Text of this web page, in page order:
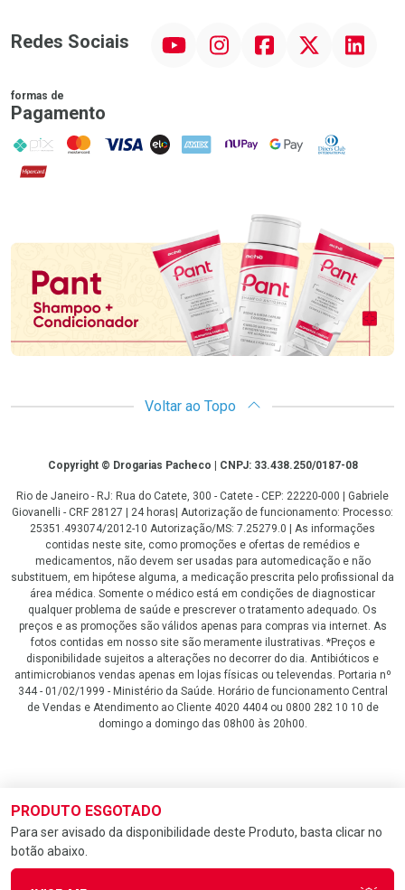
PRODUTO ESGOTADO
Para ser avisado da disponibilidade deste Produto, basta clicar no
botão abaixo.
Redes Sociais InstagramFacebookTwitter Linkedin
formas de
Pagamento
PIX MasterCard
VISA ELO AMEX NuPay Google PayDiners Club
Hipercard
Promoção em Destaque
Voltar ao Topo
CopyrightCopyright © Drogarias Pacheco | CNPJ: 33.438.250/0187-08
Rio de Janeiro - RJ: Rua do Catete, 300 - Catete - CEP: 22220-000 | Gabriele
Giovanelli - CRF 28127 | 24 horas| Autorização de funcionamento: Processo:
25351.493074/2012-10 Autorização/MS: 7.25279.0 | As informações
contidas neste site, como promoções e ofertas de remédios e
medicamentos, não devem ser usadas para automedicação e não
substituem, em hipótese alguma, a medicação prescrita pelo profissional da
área médica. Somente o médico está em condições de diagnosticar
qualquer problema de saúde e prescrever o tratamento adequado. Os
preços e as promoções são válidos apenas para compras via internet. As
fotos contidas em nosso site são meramente ilustrativas. *Preços e
disponibilidade sujeitos a alterações no decorrer do dia. Antibióticos e
antimicrobianos vendas apenas em lojas físicas ou televendas. Portaria nº
344 - 01/02/1999 - Ministério da Saúde. Horário de funcionamento Central
de Vendas e Atendimento ao Cliente 4020 4404 ou 0800 282 10 10 de
domingo a domingo das 08h00 às 20h00.